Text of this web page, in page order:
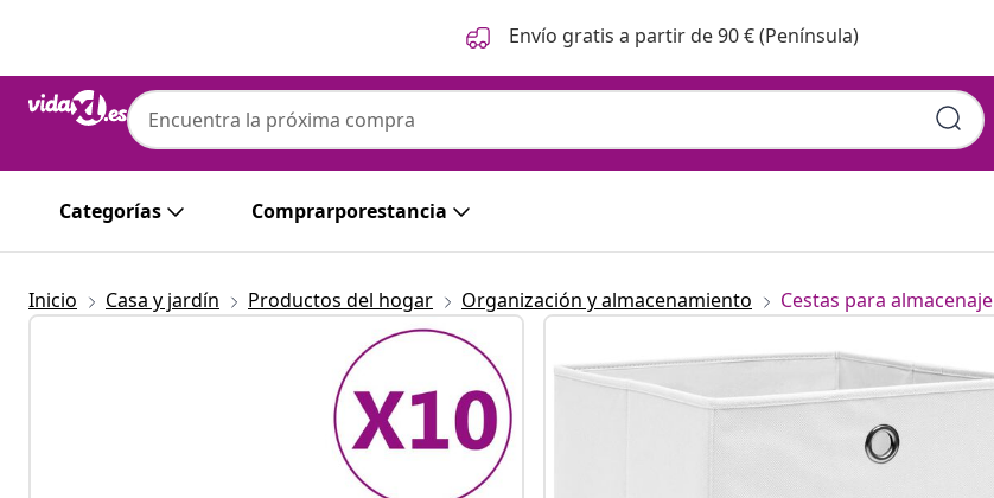
Envío gratis a partir de 90 € (Península)
Categorías Comprarporestancia
Inicio Casa y jardín Productos del hogar Organización y almacenamiento Cestas para almacenaje